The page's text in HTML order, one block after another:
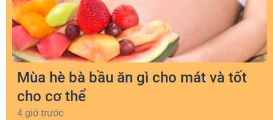
Mùa hè bà bầu ăn gì cho mát và tốt
cho cơ thể
4 giờ trước